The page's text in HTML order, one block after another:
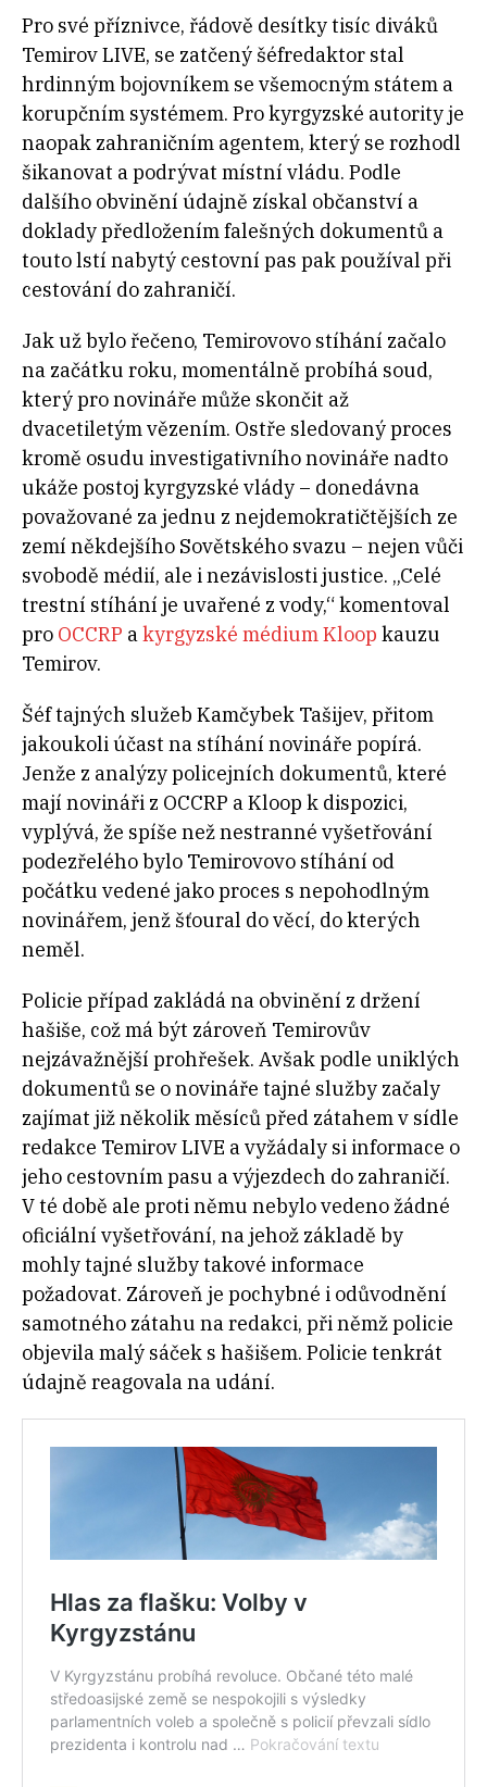
Pro své příznivce, řádově desítky tisíc diváků
Temirov LIVE, se zatčený šéfredaktor stal
hrdinným bojovníkem se všemocným státem a
korupčním systémem. Pro kyrgyzské autority je
naopak zahraničním agentem, který se rozhodl
šikanovat a podrývat místní vládu. Podle
dalšího obvinění údajně získal občanství a
doklady předložením falešných dokumentů a
touto lstí nabytý cestovní pas pak používal při
cestování do zahraničí.
Jak už bylo řečeno, Temirovovo stíhání začalo
na začátku roku, momentálně probíhá soud,
který pro novináře může skončit až
dvacetiletým vězením. Ostře sledovaný proces
kromě osudu investigativního novináře nadto
ukáže postoj kyrgyzské vlády – donedávna
považované za jednu z nejdemokratičtějších ze
zemí někdejšího Sovětského svazu – nejen vůči
svobodě médií, ale i nezávislosti justice. „Celé
trestní stíhání je uvařené z vody,“ komentoval
pro OCCRP akyrgyzské médium Kloop kauzu
Temirov.
Šéf tajných služeb Kamčybek Tašijev, přitom
jakoukoli účast na stíhání novináře popírá.
Jenže z analýzy policejních dokumentů, které
mají novináři z OCCRP a Kloop k dispozici,
vyplývá, že spíše než nestranné vyšetřování
podezřelého bylo Temirovovo stíhání od
počátku vedené jako proces s nepohodlným
novinářem, jenž šťoural do věcí, do kterých
neměl.
Policie případ zakládá na obvinění z držení
hašiše, což má být zároveň Temirovův
nejzávažnější prohřešek. Avšak podle uniklých
dokumentů se o novináře tajné služby začaly
zajímat již několik měsíců před zátahem v sídle
redakce Temirov LIVE a vyžádaly si informace o
jeho cestovním pasu a výjezdech do zahraničí.
V té době ale proti němu nebylo vedeno žádné
oficiální vyšetřování, na jehož základě by
mohly tajné služby takové informace
požadovat. Zároveň je pochybné i odůvodnění
samotného zátahu na redakci, při němž policie
objevila malý sáček s hašišem. Policie tenkrát
údajně reagovala na udání.